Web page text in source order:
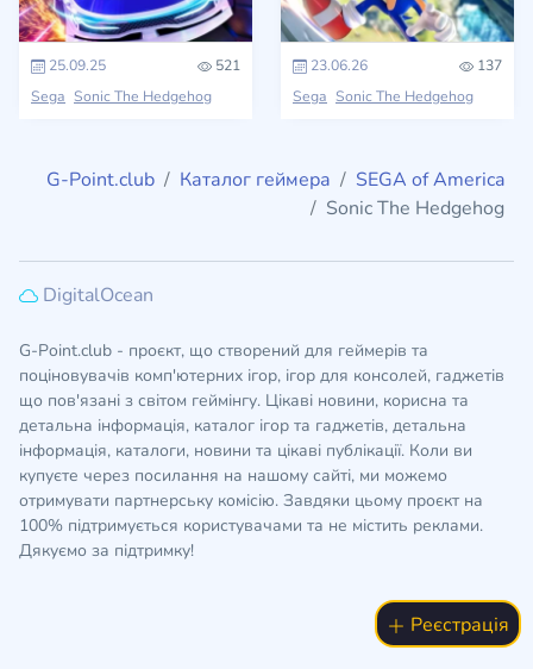
25.09.25
521
Sega Sonic The Hedgehog
23.06.26
137
Sega Sonic The Hedgehog
G-Point.club Каталог геймера
SEGA of America
Sonic The Hedgehog
DigitalOcean
G-Point.club - проєкт, що створений для геймерів та
поціновувачів комп'ютерних ігор, ігор для консолей, гаджетів
що пов'язані з світом геймінгу. Цікаві новини, корисна та
детальна інформація, каталог ігор та гаджетів, детальна
інформація, каталоги, новини та цікаві публікації. Коли ви
купуєте через посилання на нашому сайті, ми можемо
отримувати партнерську комісію. Завдяки цьому проєкт на
100% підтримується користувачами та не містить реклами.
Дякуємо за підтримку!
Реєстрація